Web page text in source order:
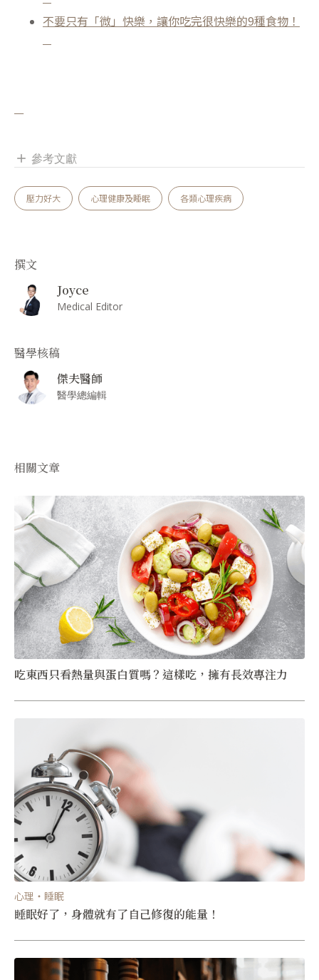
不要只有「微」快樂，讓你吃完很快樂的9種食物！
add 參考文獻
壓力好大 心理健康及睡眠 各類心理疾病
撰文
Joyce
Medical Editor
醫學核稿
傑夫醫師
醫學總編輯
相關文章
吃東西只看熱量與蛋白質嗎？這樣吃，擁有長效專注力
心理・睡眠
睡眠好了，身體就有了自己修復的能量！